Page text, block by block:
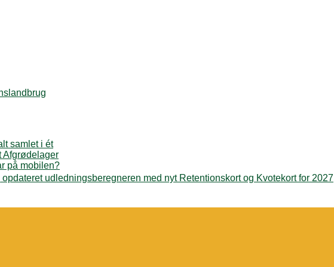
samlet i ét
Afgrødelager
på mobilen?
udledningsberegneren med nyt Retentionskort og Kvotekort for 2027